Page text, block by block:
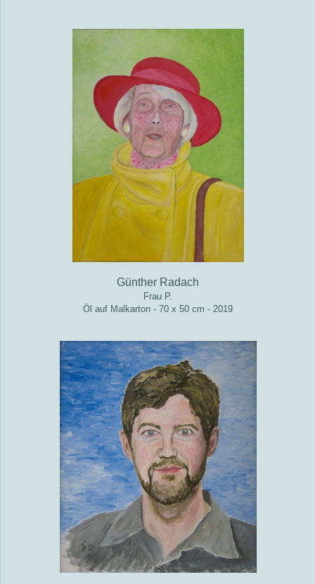
Günther Radach
Frau P.
Öl auf Malkarton - 70 x 50 cm - 2019